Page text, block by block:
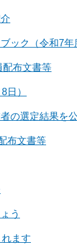
ック（令和7
配布文書等
日）
の選定結果を
布文書等
う
ます